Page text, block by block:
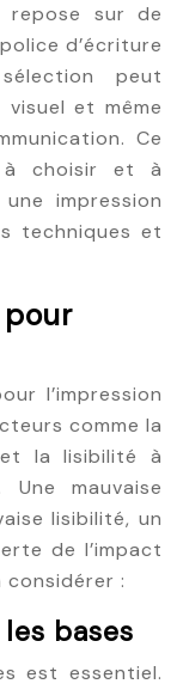
repose sur de
d’écriture
peut
et même
Ce
à choisir et à
impression
techniques et
l’impression
comme la
et la lisibilité à
mauvaise
lisibilité, un
de l’impact
considérer :
bases
est essentiel.